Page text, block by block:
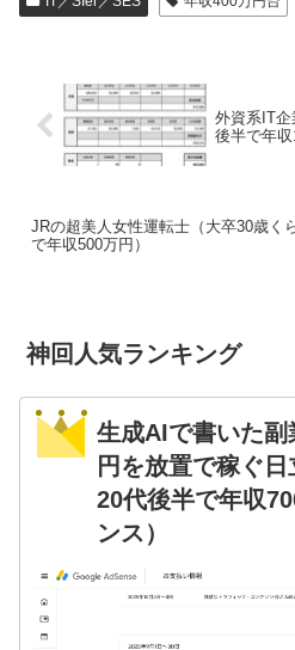
外資系IT
後半で年収
JRの超美人女性運転士（大卒30歳く
で年収500万円）
神回人気ランキング
生成AIで書いた
円を放置で稼ぐ
20代後半で年収
ンス）